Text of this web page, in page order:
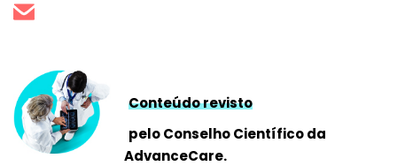
Conteúdo revisto
pelo Conselho Científico da
AdvanceCare.